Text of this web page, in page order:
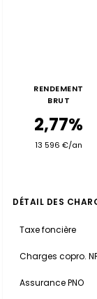
RENDEMENT
BRUT
2,77%
13 596 €/an
DÉTAIL DES
Taxe foncière
Charges copro.
Assurance PNO